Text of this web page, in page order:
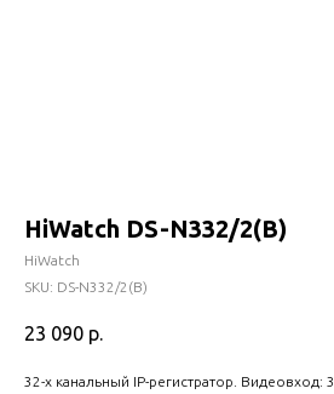
HiWatch DS-N332/2(B)
HiWatch
SKU: DS-N332/2(B)
23 090 р.
32-х канальный IP-регистратор. Видеовход: